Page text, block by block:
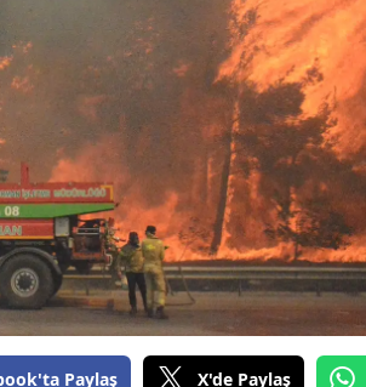
Paylaş X'de Paylaş